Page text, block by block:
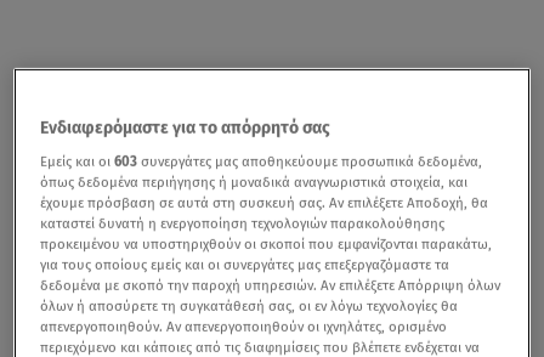
Ενδιαφερόμαστε για το απόρρητό σας
Εμείς και οι603 συνεργάτες μας αποθηκεύουμε προσωπικά δεδομένα,
όπως δεδομένα περιήγησης ή μοναδικά αναγνωριστικά στοιχεία, και
έχουμε πρόσβαση σε αυτά στη συσκευή σας. Αν επιλέξετε Αποδοχή, θα
καταστεί δυνατή η ενεργοποίηση τεχνολογιών παρακολούθησης
προκειμένου να υποστηριχθούν οι σκοποί που εμφανίζονται παρακάτω,
για τους οποίους εμείς και οι συνεργάτες μας επεξεργαζόμαστε τα
δεδομένα με σκοπό την παροχή υπηρεσιών. Αν επιλέξετε Απόρριψη όλων
όλων ή αποσύρετε τη συγκατάθεσή σας, οι εν λόγω τεχνολογίες θα
απενεργοποιηθούν. Αν απενεργοποιηθούν οι ιχνηλάτες, ορισμένο
περιεχόμενο και κάποιες από τις διαφημίσεις που βλέπετε ενδέχεται να